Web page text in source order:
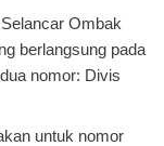
Ombak
berlangsung pada
nomor: Divis
untuk nomor